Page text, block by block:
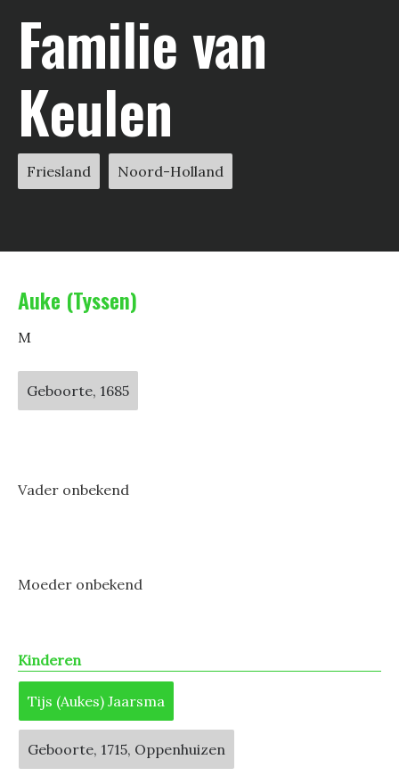
Familie van
Keulen
Friesland Noord-Holland
Auke (Tyssen)
M
Geboorte, 1685
Vader onbekend
Moeder onbekend
Kinderen
Tijs (Aukes) Jaarsma
Geboorte, 1715, Oppenhuizen